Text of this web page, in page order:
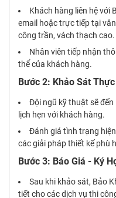
Khách hàng liên hệ với
email hoặc trực tiếp tại
công trần, vách thạch cao.
Nhân viên tiếp nhận
thể của khách hàng.
Bước 2: Khảo Sát
Đội ngũ kỹ thuật sẽ
lịch hẹn với khách hàng.
Đánh giá tình trạng
các giải pháp thiết kế phù
Bước 3: Báo Giá - Ký
Sau khi khảo sát, Bảo
tiết cho các dịch vụ thi